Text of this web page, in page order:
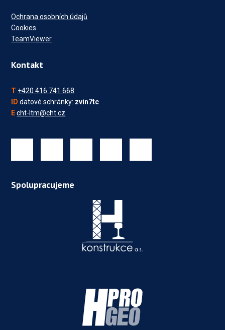
Ochrana osobních údajů
Cookies
TeamViewer
Kontakt
T +420 416 741 668
ID datové schránky: zvin7tc
E cht-ltm@cht.cz
Spolupracujeme